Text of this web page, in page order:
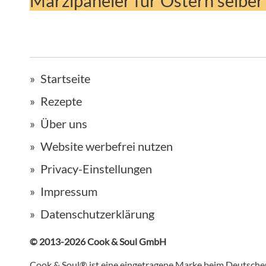
Startseite
Rezepte
Über uns
Website werbefrei nutzen
Privacy-Einstellungen
Impressum
Datenschutzerklärung
© 2013-2026 Cook & Soul GmbH